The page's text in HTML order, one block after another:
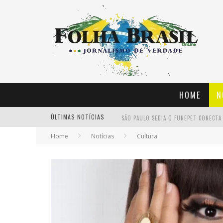
HOME
ÚLTIMAS NOTÍCIAS
Home Notícias Cultura